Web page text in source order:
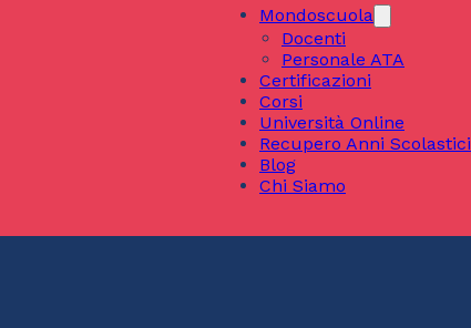
Mondoscuola
Docenti
Personale ATA
Certificazioni
Corsi
Università Online
Recupero Anni Scolastici
Blog
Chi Siamo